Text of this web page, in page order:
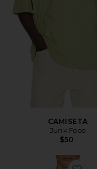
CAMISETA
Junk Food
$50